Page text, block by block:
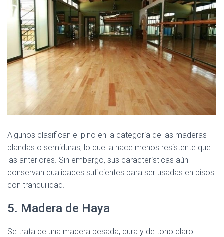
Algunos clasifican el pino en la categoría de las maderas
blandas o semiduras, lo que la hace menos resistente que
las anteriores. Sin embargo, sus características aún
conservan cualidades suficientes para ser usadas en pisos
con tranquilidad.
5. Madera de Haya
Se trata de una madera pesada, dura y de tono claro.